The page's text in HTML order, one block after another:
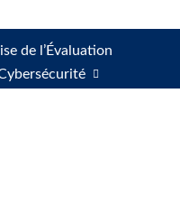
de l’Évaluation